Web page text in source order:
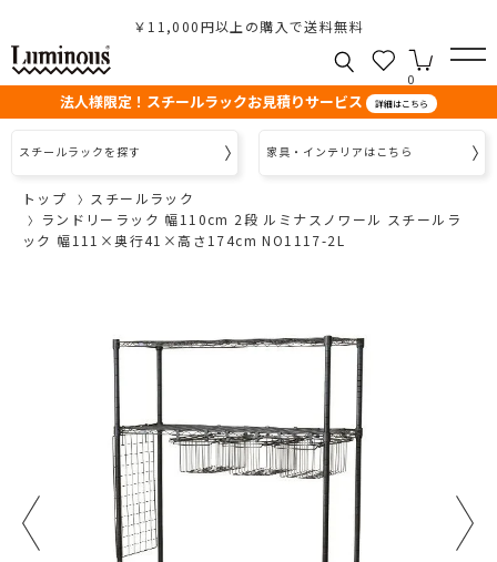
￥11,000円以上の購入で送料無料
0
法人様限定！スチールラックお見積りサービス 詳細はこちら
スチールラックを探す 家具・インテリアはこちら
トップ
スチールラック
ランドリーラック 幅110cm 2段 ルミナスノワール スチールラ
ック 幅111×奥行41×高さ174cm NO1117-2L